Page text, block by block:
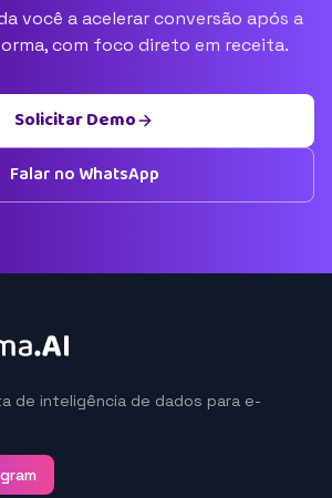
você a acelerar conversão após a
com foco direto em receita.
Solicitar Demo
Falar no WhatsApp
de inteligência de dados para e-